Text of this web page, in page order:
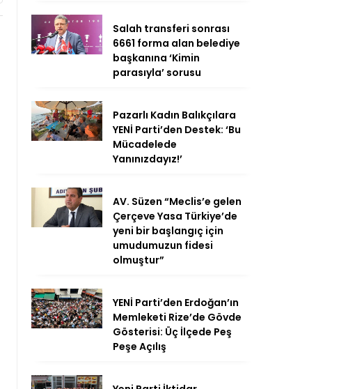
Salah transferi sonrası
6661 forma alan belediye
başkanına ‘Kimin
parasıyla’ sorusu
Pazarlı Kadın Balıkçılara
YENİ Parti’den Destek: ‘Bu
Mücadelede
Yanınızdayız!’
AV. Süzen “Meclis’e gelen
Çerçeve Yasa Türkiye’de
yeni bir başlangıç için
umudumuzun fidesi
olmuştur”
YENİ Parti’den Erdoğan’ın
Memleketi Rize’de Gövde
Gösterisi: Üç İlçede Peş
Peşe Açılış